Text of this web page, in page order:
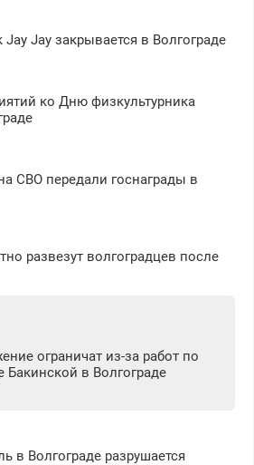
Jay закрывается в Волгограде
ко Дню физкультурника
СВО передали госнаграды в
развезут волгоградцев после
ограничат из-за работ по
Бакинской в Волгограде
в Волгограде разрушается